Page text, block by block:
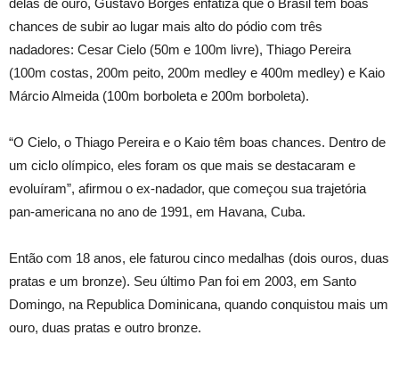
delas de ouro, Gustavo Borges enfatiza que o Brasil tem boas
chances de subir ao lugar mais alto do pódio com três
nadadores: Cesar Cielo (50m e 100m livre), Thiago Pereira
(100m costas, 200m peito, 200m medley e 400m medley) e Kaio
Márcio Almeida (100m borboleta e 200m borboleta).
“O Cielo, o Thiago Pereira e o Kaio têm boas chances. Dentro de
um ciclo olímpico, eles foram os que mais se destacaram e
evoluíram”, afirmou o ex-nadador, que começou sua trajetória
pan-americana no ano de 1991, em Havana, Cuba.
Então com 18 anos, ele faturou cinco medalhas (dois ouros, duas
pratas e um bronze). Seu último Pan foi em 2003, em Santo
Domingo, na Republica Dominicana, quando conquistou mais um
ouro, duas pratas e outro bronze.